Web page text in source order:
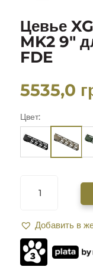
Цевье
MK2 9″
FDE
5535,0
Цвет:
ТОВАРА
HUNDGUARDS
MK2
9"
ДЛЯ
Добавить в